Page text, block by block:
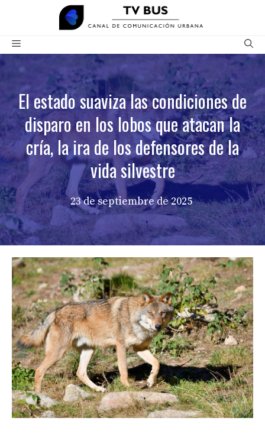
contenido
Menú
El estado suaviza las condiciones de
disparo en los lobos que atacan la
cría, la ira de los defensores de la
vida silvestre
23 de septiembre de 2025